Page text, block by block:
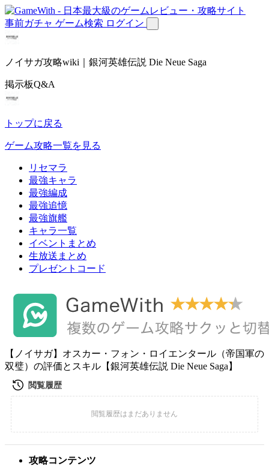
事前ガチャ ゲーム検索 ログイン
ノイサガ攻略wiki｜銀河英雄伝説 Die Neue Saga
掲示板Q&A
トップに戻る
ゲーム攻略一覧を見る
リセマラ
最強キャラ
最強編成
最強追憶
最強旗艦
キャラ一覧
イベントまとめ
生放送まとめ
プレゼントコード
【ノイサガ】オスカー・フォン・ロイエンタール（帝国軍の
双璧）の評価とスキル【銀河英雄伝説 Die Neue Saga】
攻略コンテンツ